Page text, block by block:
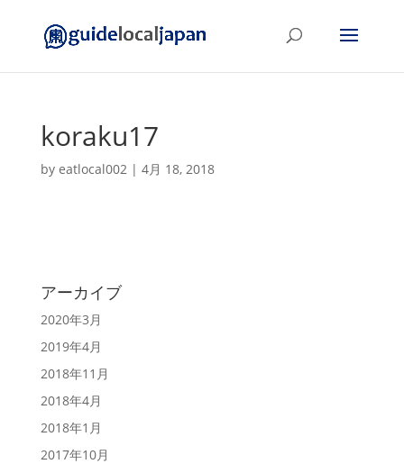
koraku17
by eatlocal002| 4月 18, 2018
アーカイブ
2020年3月
2019年4月
2018年11月
2018年4月
2018年1月
2017年10月